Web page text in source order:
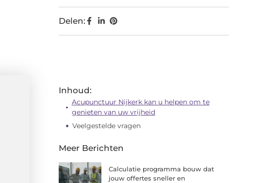
Delen:
Inhoud:
Acupunctuur Nijkerk kan u helpen om te
genieten van uw vrijheid
Veelgestelde vragen
Meer Berichten
Calculatie programma bouw dat
jouw offertes sneller en